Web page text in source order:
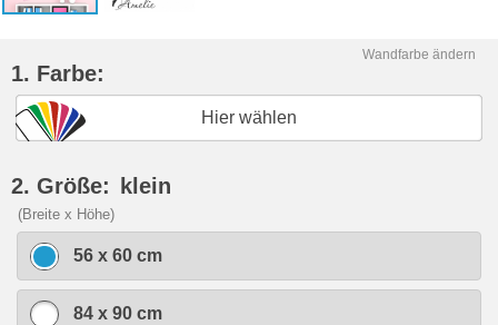
Wandfarbe ändern
1. Farbe:
Hier wählen
2. Größe: klein
(Breite x Höhe)
56 x 60 cm
84 x 90 cm